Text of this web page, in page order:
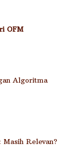
OFM
Algoritma
Masih Relevan?